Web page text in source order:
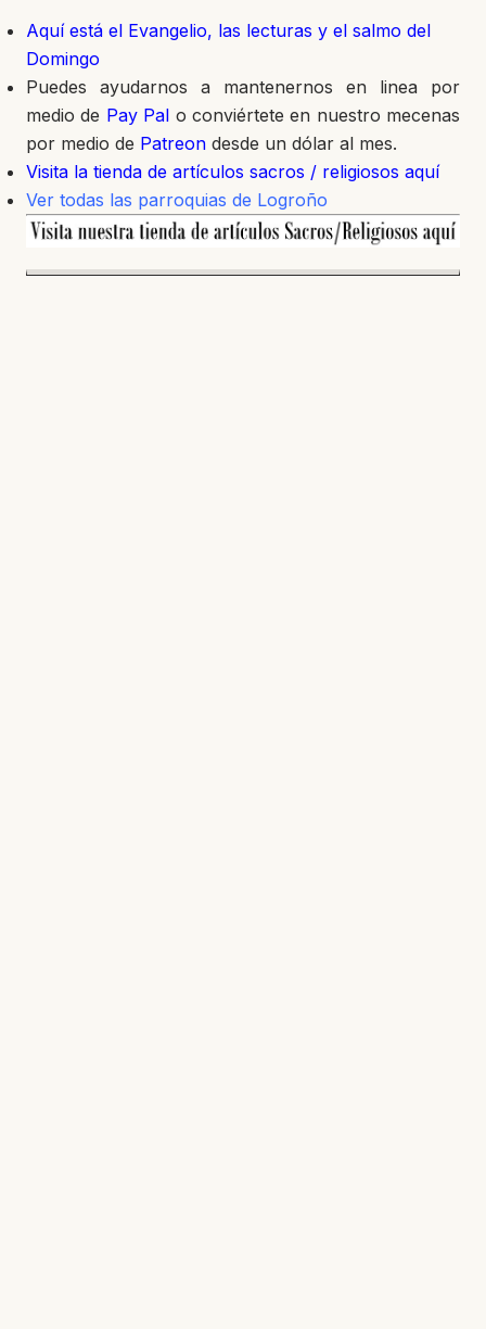
Aquí está el Evangelio, las lecturas y el salmo del
Domingo
Puedes ayudarnos a mantenernos en linea por
medio de Pay Pal o conviértete en nuestro mecenas
por medio de Patreon desde un dólar al mes.
Visita la tienda de artículos sacros / religiosos aquí
Ver todas las parroquias de Logroño